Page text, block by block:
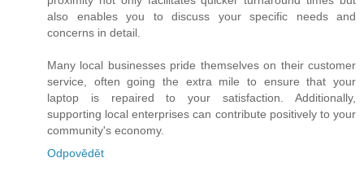
also enables you to discuss your specific needs and
concerns in detail.
Many local businesses pride themselves on their customer
service, often going the extra mile to ensure that your
laptop is repaired to your satisfaction. Additionally,
supporting local enterprises can contribute positively to your
community's economy.
Odpovědět